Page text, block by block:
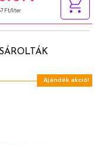
Ft/liter
Ajándék akció!